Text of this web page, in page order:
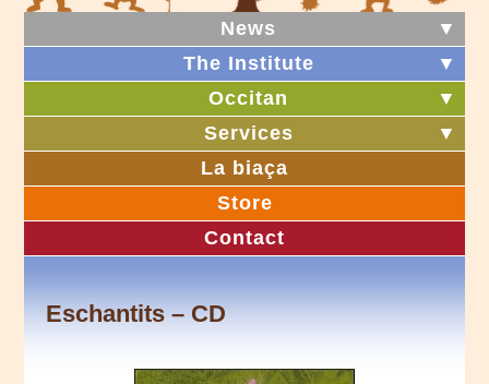
News
▼
The Institute
▼
Occitan
▼
Services
▼
La biaça
Store
Contact
Eschantits – CD